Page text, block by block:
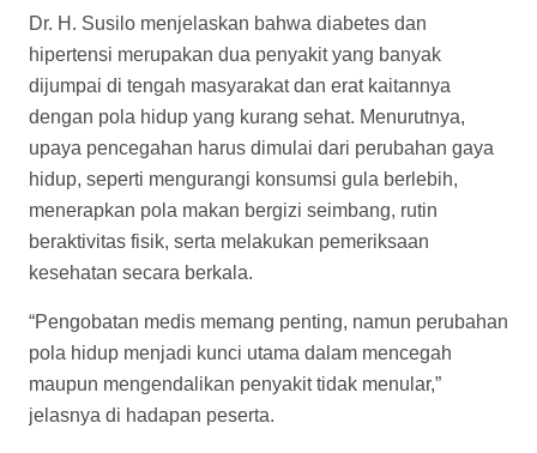
Dr. H. Susilo menjelaskan bahwa diabetes dan
hipertensi merupakan dua penyakit yang banyak
dijumpai di tengah masyarakat dan erat kaitannya
dengan pola hidup yang kurang sehat. Menurutnya,
upaya pencegahan harus dimulai dari perubahan gaya
hidup, seperti mengurangi konsumsi gula berlebih,
menerapkan pola makan bergizi seimbang, rutin
beraktivitas fisik, serta melakukan pemeriksaan
kesehatan secara berkala.
“Pengobatan medis memang penting, namun perubahan
pola hidup menjadi kunci utama dalam mencegah
maupun mengendalikan penyakit tidak menular,”
jelasnya di hadapan peserta.